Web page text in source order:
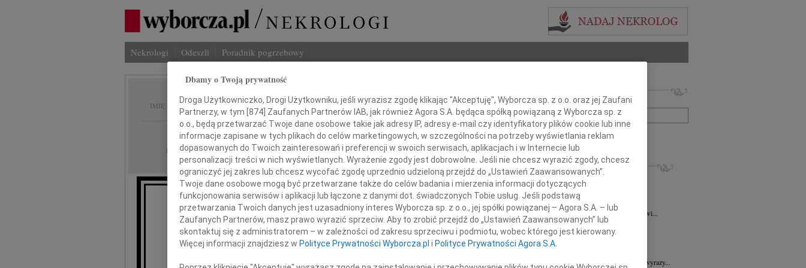
Nekrologi Odeszli Poradnik pogrzebowy
IMIĘ I NAZWISKO: Jacek Czapiński
REGION: Wrocław
DATA EMISJI: 12.07.2024
Z głębokim żalem zawiadamiamy,
że w dniu 22 czerwca 2024 roku zmarł
Imię i nazwisko lub numer ogłoszenia:
+ szukanie zaawansowane
INNE NEKROLOGI
Barbara Korony07.08.2026 Wrocław
Z głębokim żalem i smutkiem przyjęliśmy...
Lucyna Wróbel06.08.2026
Naszemu Przyjacielowi Michałowi Łuczakowi...
06.08.2026
Wrocław
Annie Ciskowskiej wyrazy najgłębszego...
31.07.2026
Panu Sędziemu Januszowi Kaspryszynowi wyrazy...
Dbamy o Twoją prywatność
Droga Użytkowniczko, Drogi Użytkowniku, jeśli wyrazisz zgodę klikając "Akceptuję", Wyborcza sp. z o.o. oraz jej Zaufani
Partnerzy, w tym [874] Zaufanych Partnerów IAB, jak również Agora S.A. będąca spółką powiązaną z Wyborcza sp. z
o.o., będą przetwarzać Twoje dane osobowe takie jak adresy IP, adresy e-mail czy identyfikatory plików cookie lub inne
informacje zapisane w tych plikach do celów marketingowych, w szczególności na potrzeby wyświetlania reklam
dopasowanych do Twoich zainteresowań i preferencji w swoich serwisach, aplikacjach i w Internecie lub
personalizacji treści w nich wyświetlanych. Wyrażenie zgody jest dobrowolne. Jeśli nie chcesz wyrazić zgody, chcesz
ograniczyć jej zakres lub chcesz wycofać zgodę uprzednio udzieloną przejdź do „Ustawień Zaawansowanych”.
Twoje dane osobowe mogą być przetwarzane także do celów badania i mierzenia informacji dotyczących
funkcjonowania serwisów i aplikacji lub łączone z danymi dot. świadczonych Tobie usług. Jeśli podstawą
przetwarzania Twoich danych jest uzasadniony interes Wyborcza sp. z o.o., jej spółki powiązanej – Agora S.A. – lub
Zaufanych Partnerów, masz prawo wyrazić sprzeciw. Aby to zrobić przejdź do „Ustawień Zaawansowanych” lub
skontaktuj się z administratorem – w zależności od zakresu sprzeciwu i podmiotu, wobec którego jest kierowany.
Więcej informacji znajdziesz w Polityce Prywatności Wyborcza.pl i Polityce Prywatności Agora S.A.